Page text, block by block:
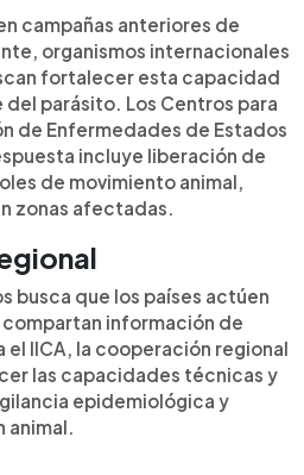
campañas anteriores de
organismos internacionales
fortalecer esta capacidad
parásito. Los Centros para
de Enfermedades de Estados
incluye liberación de
de movimiento animal,
zonas afectadas.
busca que los países actúen
información de
el IICA, la cooperación regional
las capacidades técnicas y
epidemiológica y